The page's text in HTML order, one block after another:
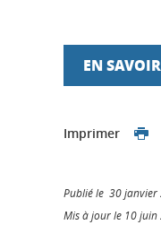
EN
Imprimer
Publié le 30 janvier
Mis à jour le 10 juin